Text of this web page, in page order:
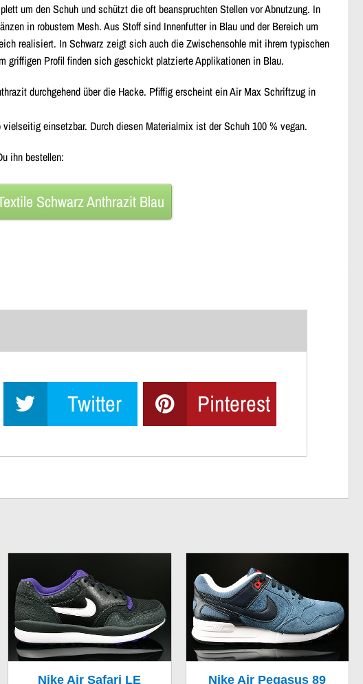
um den Schuh und schützt die oft beanspruchten Stellen vor Abnutzung. In
in robustem Mesh. Aus Stoff sind Innenfutterin Blau und derBereich um
realisiert. In Schwarz zeigt sich auch dieZwischensohle mit ihrem typischen
griffigen Profilfinden sich geschickt platzierteApplikationen in Blau.
durchgehend über die Hacke. Pfiffig erscheint einAir Max Schriftzug in
vielseitig einsetzbar. Durch diesen Materialmix ist der Schuh 100 % vegan.
ihn bestellen:
Schwarz Anthrazit Blau
Twitter Pinterest
Nike Air Safari LE Nike Air Pegasus 89